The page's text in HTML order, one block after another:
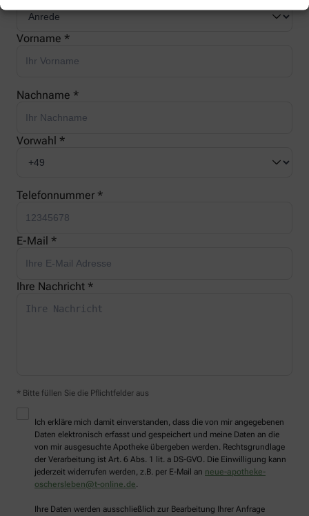
Vorname *
Nachname *
Vorwahl *
Telefonnummer *
E-Mail *
Ihre Nachricht *
* Bitte füllen Sie die Pflichtfelder aus
Ich erkläre mich damit einverstanden, dass die von mir angegebenen
Daten elektronisch erfasst und gespeichert und meine Daten an die
von mir ausgesuchte Apotheke übergeben werden. Rechtsgrundlage
der Verarbeitung ist Art. 6 Abs. 1 lit. a DS-GVO. Die Einwilligung kann
jederzeit widerrufen werden, z.B. per E-Mail an neue-apotheke-
oschersleben@t-online.de.
Ihre Daten werden ausschließlich zur Bearbeitung Ihrer Anfrage